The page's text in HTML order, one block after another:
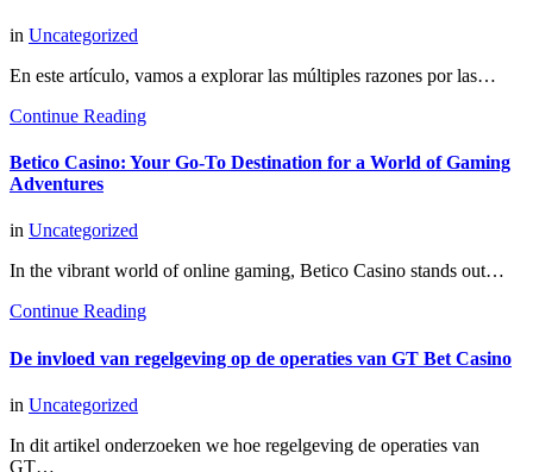
in Uncategorized
En este artículo, vamos a explorar las múltiples razones por las…
Continue Reading
Betico Casino: Your Go-To Destination for a World of Gaming
Adventures
in Uncategorized
In the vibrant world of online gaming, Betico Casino stands out…
Continue Reading
De invloed van regelgeving op de operaties van GT Bet Casino
in Uncategorized
In dit artikel onderzoeken we hoe regelgeving de operaties van
GT…